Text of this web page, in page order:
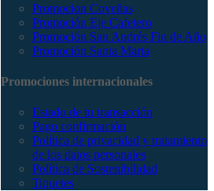
Promocion Coveñas
Promoción Eje Cafetero
Promoción San Andrés Fin de Año
Promoción Santa Marta
Promociones internacionales
Estado de tu transacción
Pago confirmación
Política de privacidad y tratamiento
de los datos personales
Política de Sostenibilidad
Tiquetes